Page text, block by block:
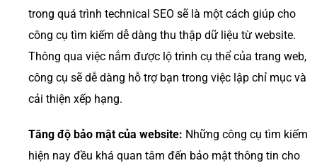
trong quá trình technical SEO sẽ là một cách giúp cho
công cụ tìm kiếm dễ dàng thu thập dữ liệu từ website.
Thông qua việc nắm được lộ trình cụ thể của trang web,
công cụ sẽ dễ dàng hỗ trợ bạn trong việc lập chỉ mục và
cải thiện xếp hạng.
Tăng độ bảo mật của website: Những công cụ tìm kiếm
hiện nay đều khá quan tâm đến bảo mật thông tin cho